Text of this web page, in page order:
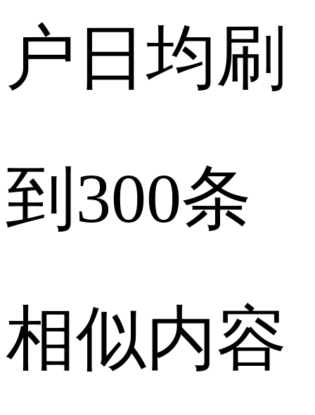
户日均刷
到300条
相似内容